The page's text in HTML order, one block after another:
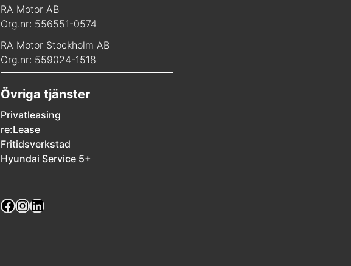
RA Motor AB
Org.nr: 556551-0574
RA Motor Stockholm AB
Org.nr: 559024-1518
Övriga tjänster
Privatleasing
re:Lease
Fritidsverkstad
Hyundai Service 5+
Facebook
Instagram
LinkedIn